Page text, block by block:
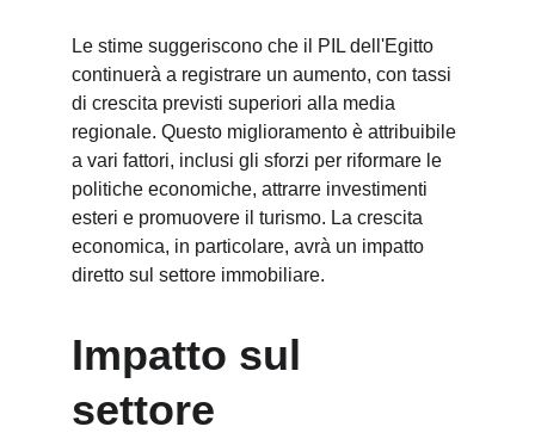
Le stime suggeriscono che il PIL dell'Egitto
continuerà a registrare un aumento, con tassi
di crescita previsti superiori alla media
regionale. Questo miglioramento è attribuibile
a vari fattori, inclusi gli sforzi per riformare le
politiche economiche, attrarre investimenti
esteri e promuovere il turismo. La crescita
economica, in particolare, avrà un impatto
diretto sul settore immobiliare.
Impatto sul
settore